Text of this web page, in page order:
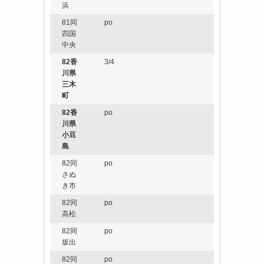
浜
81同
四国
中央
po
82香
川県
三木
町
3/4
82香
川県
小豆
島
po
82同
さぬ
き市
po
82同
高松
po
82同
坂出
po
82同
po